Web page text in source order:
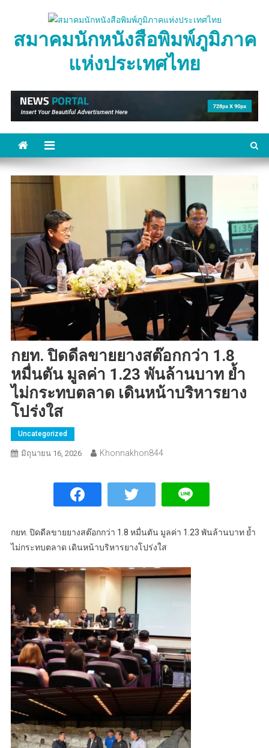
contentสมาคมนักหนังสือพิมพ์ภูมิภาค
แห่งประเทศไทย
กยท. ปิดดีลขายยางสต๊อกกว่า 1.8
หมื่นตัน มูลค่า 1.23 พันล้านบาท ย้ำ
ไม่กระทบตลาด เดินหน้าบริหารยาง
โปร่งใส
Uncategorized
มิถุนายน 16, 2026 Khonnakhon844
กยท. ปิดดีลขายยางสต๊อกกว่า 1.8 หมื่นตัน มูลค่า 1.23 พันล้านบาท ย้ำ
ไม่กระทบตลาด เดินหน้าบริหารยางโปร่งใส